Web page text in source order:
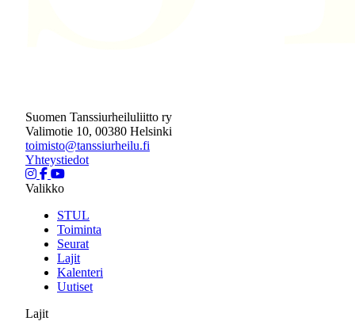
Suomen Tanssiurheiluliitto ry
Valimotie 10, 00380 Helsinki
toimisto@tanssiurheilu.fi
Yhteystiedot
Valikko
STUL
Toiminta
Seurat
Lajit
Kalenteri
Uutiset
Lajit